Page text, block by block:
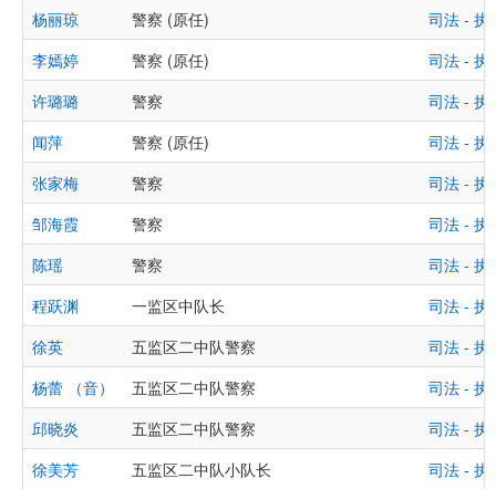
杨丽琼
警察 (原任)
司法 - 执
李嫣婷
警察 (原任)
司法 - 执
许璐璐
警察
司法 - 执
闻萍
警察 (原任)
司法 - 执
张家梅
警察
司法 - 执
邹海霞
警察
司法 - 执
陈瑶
警察
司法 - 执
程跃渊
一监区中队长
司法 - 执
徐英
五监区二中队警察
司法 - 执
杨蕾 （音）
五监区二中队警察
司法 - 执
邱晓炎
五监区二中队警察
司法 - 执
徐美芳
五监区二中队小队长 司法 - 执